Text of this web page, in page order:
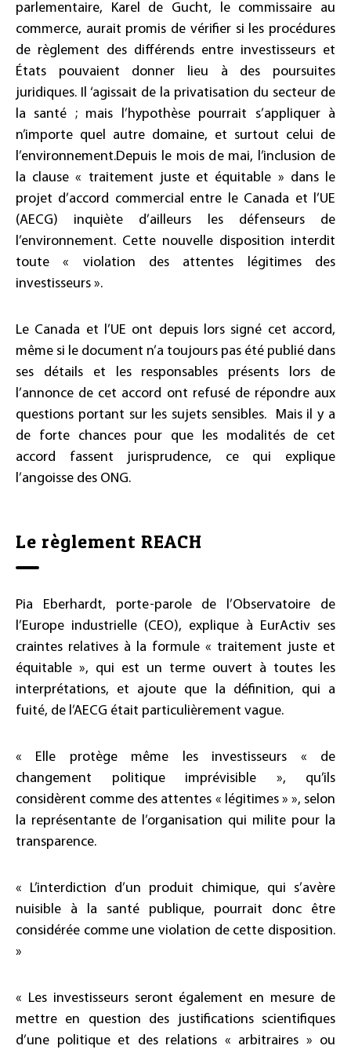
parlementaire, Karel de Gucht, le commissaire au
commerce, aurait promis de vérifier si les procédures
de règlement des différends entre investisseurs et
États pouvaient donner lieu à des poursuites
juridiques. Il ‘agissait de la privatisation du secteur de
la santé ; mais l’hypothèse pourrait s’appliquer à
n’importe quel autre domaine, et surtout celui de
l’environnement.Depuis le mois de mai, l’inclusion de
la clause « traitement juste et équitable » dans le
projet d’accord commercial entre le Canada et l’UE
(AECG) inquiète d’ailleurs les défenseurs de
l’environnement. Cette nouvelle disposition interdit
toute « violation des attentes légitimes des
investisseurs ».
Le Canada et l’UE ont depuis lors signé cet accord,
même si le document n’a toujours pas été publié dans
ses détails et les responsables présents lors de
l’annonce de cet accord ont refusé de répondre aux
questions portant sur les sujets sensibles. Mais il y a
de forte chances pour que les modalités de cet
accord fassent jurisprudence, ce qui explique
l’angoisse des ONG.
Le règlement REACH
Pia Eberhardt, porte-parole de l’Observatoire de
l’Europe industrielle (CEO), explique à EurActiv ses
craintes relatives à la formule « traitement juste et
équitable », qui est un terme ouvert à toutes les
interprétations, et ajoute que la définition, qui a
fuité, de l’AECG était particulièrement vague.
« Elle protège même les investisseurs « de
changement politique imprévisible », qu’ils
considèrent comme des attentes « légitimes » », selon
la représentante de l’organisation qui milite pour la
transparence.
« L’interdiction d’un produit chimique, qui s’avère
nuisible à la santé publique, pourrait donc être
considérée comme une violation de cette disposition.
»
« Les investisseurs seront également en mesure de
mettre en question des justifications scientifiques
d’une politique et des relations « arbitraires » ou